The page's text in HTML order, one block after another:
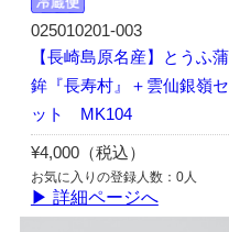
025010201-003
【長崎島原名産】とうふ蒲
鉾『長寿村』＋雲仙銀嶺セ
ット MK104
¥4,000（税込）
お気に入りの登録人数：0人
▶ 詳細ページへ